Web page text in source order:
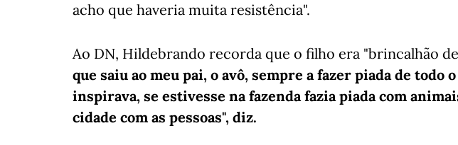
acho que haveria muita resistência".
Ao DN, Hildebrando recorda que o filho era "brincalhão
que saiu ao meu pai, o avô, sempre a fazer piada de todo
inspirava, se estivesse na fazenda fazia piada com
cidade com as pessoas", diz.